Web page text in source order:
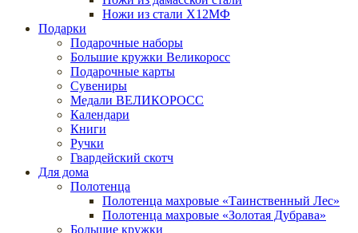
Ножи из стали Х12МФ
Подарки
Подарочные наборы
Большие кружки Великоросс
Подарочные карты
Сувениры
Медали ВЕЛИКОРОСС
Календари
Книги
Ручки
Гвардейский скотч
Для дома
Полотенца
Полотенца махровые «Таинственный Лес»
Полотенца махровые «Золотая Дубрава»
Большие кружки